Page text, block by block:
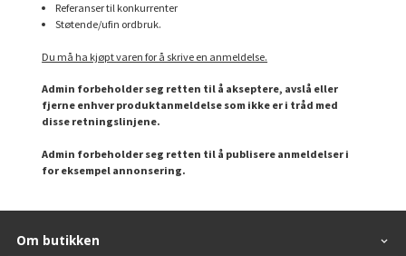
Referanser til konkurrenter
Støtende/ufin ordbruk.
Du må ha kjøpt varen for å skrive en anmeldelse.
Admin forbeholder seg retten til å akseptere, avslå eller
fjerne enhver produktanmeldelse som ikke er i tråd med
disse retningslinjene.
Admin forbeholder seg retten til å publisere anmeldelser i
for eksempel annonsering.
Om butikken